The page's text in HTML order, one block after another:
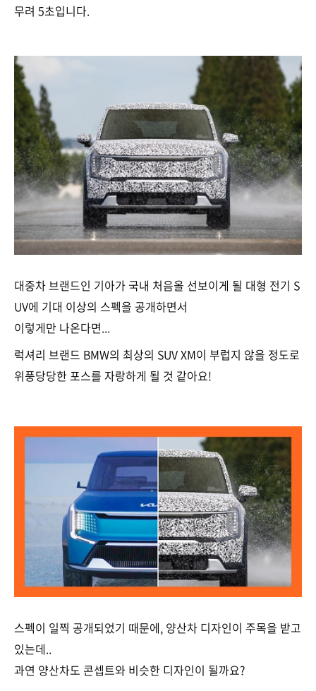
무려 5초입니다.
대중차 브랜드인 기아가 국내 처음올 선보이게 될 대형 전기 S
UV에 기대 이상의 스펙을 공개하면서
이렇게만 나온다면...
럭셔리 브랜드 BMW의 최상의 SUV XM이 부럽지 않을 정도로
위풍당당한 포스를 자랑하게 될 것 같아요!
스펙이 일찍 공개되었기 때문에, 양산차 디자인이 주목을 받고
있는데..
과연 양산차도 콘셉트와 비슷한 디자인이 될까요?